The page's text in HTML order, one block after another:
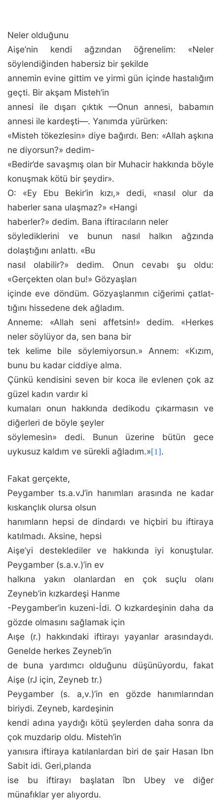
Neler olduğunu
Aişe’nin kendi ağzından öğrenelim: «Neler
söylendiğinden habersiz bir şekilde
annemin evi­ne gittim ve yirmi gün içinde hastalığım
geçti. Bir akşam Misteh’in
annesi ile dışarı çıktık —Onun annesi, babamın
annesi ile kardeşti—. Yanımda yürürken:
«Misteh tökez­lesin» diye bağırdı. Ben: «Allah aşkına
ne diyorsun?» de­dim-
«Bedir’de savaşmış olan bir Muhacir hakkında böyle
konuşmak kötü bir şeydir».
O: «Ey Ebu Bekir’in kızı,» dedi, «nasıl olur da
haberler sana ulaşmaz?» «Hangi
haberler?» dedim. Bana iftiracıların neler
söylediklerini ve bunun nasıl halkın ağzında
dolaştığını anlattı. «Bu
nasıl olabilir?» dedim. Onun cevabı şu oldu:
«Gerçekten olan bu!» Göz­yaşları
içinde eve döndüm. Gözyaşlanmın ciğerimi çatlat­
tığını hissedene dek ağladım.
Anneme: «Allah seni affetsin!» dedim. «Herkes
neler söylüyor da, sen bana bir
tek keli­me bile söylemiyorsun.» Annem: «Kızım,
bunu bu kadar ciddiye alma.
Çünkü kendisini seven bir koca ile evlenen çok az
güzel kadın vardır ki
kumaları onun hakkında de­dikodu çıkarmasın ve
diğerleri de böyle şeyler
söylemesin» dedi. Bunun üzerine bütün gece
uykusuz kaldım ve sürekli ağladım.»[1].
Fakat gerçekte,
Peygamber ts.a.vJ’in hanımları ara­sında ne kadar
kıskançlık olursa olsun
hanımların hepsi de dindardı ve hiçbiri bu iftiraya
katılmadı. Aksine, hepsi
Aişe’yi desteklediler ve hakkında iyi konuştular.
Peygam­ber (s.a.v.)’in ev
halkına yakın olanlardan en çok suçlu olanı
Zeyneb’in kızkardeşi Hanme
-Peygamber’in kuzeni-İdi. O kızkardeşinin daha da
gözde olmasını sağlamak için
Aışe (r.) hakkındaki iftirayı yayanlar arasındaydı.
Genel­de herkes Zeyneb’in
de buna yardımcı olduğunu düşü­nüyordu, fakat
Aişe (rJ için, Zeyneb tr.)
Peygamber (s. a,v.)’in en gözde hanımlarından
biriydi. Zeyneb, kardeşi­nin
kendi adına yaydığı kötü şeylerden daha sonra da
çok muzdarip oldu. Misteh’in
yanısıra iftiraya katılanlardan biri de şair Hasan Ibn
Sabit idi. Geri,planda
ise bu iftira­yı başlatan îbn Ubey ve diğer
münafıklar yer alıyordu.